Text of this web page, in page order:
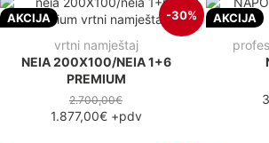
AKCIJA -30%
vrtni namještaj
NEIA 200X100/NEIA 1+6
PREMIUM
2.700,00€
1.877,00€+pdv
AKCIJA